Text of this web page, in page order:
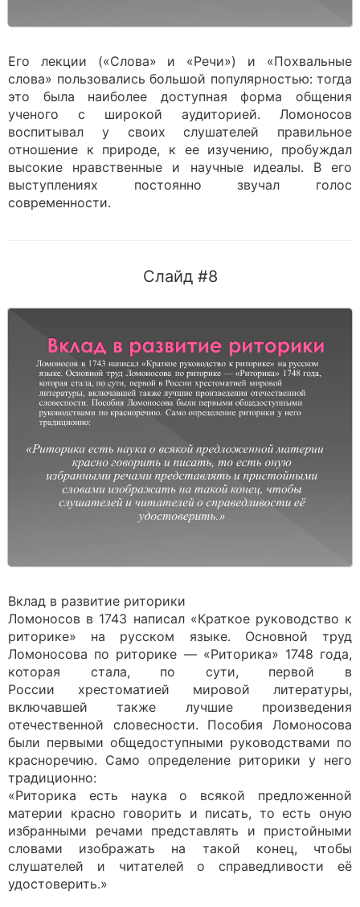
Его лекции («Слова» и «Речи») и «Похвальные
слова» пользовались большой популярностью: тогда
это была наиболее доступная форма общения
ученого с широкой аудиторией. Ломоносов
воспитывал у своих слушателей правильное
отношение к природе, к ее изучению, пробуждал
высокие нравственные и научные идеалы. В его
выступлениях постоянно звучал голос
современности.
Слайд #8
Вклад в развитие риторики
Ломоносов в 1743 написал «Краткое руководство к
риторике» на русском языке. Основной труд
Ломоносова по риторике — «Риторика» 1748 года,
которая стала, по сути, первой в
России хрестоматией мировой литературы,
включавшей также лучшие произведения
отечественной словесности. Пособия Ломоносова
были первыми общедоступными руководствами по
красноречию. Само определение риторики у него
традиционно:
«Риторика есть наука о всякой предложенной
материи красно говорить и писать, то есть оную
избранными речами представлять и пристойными
словами изображать на такой конец, чтобы
слушателей и читателей о справедливости её
удостоверить.»